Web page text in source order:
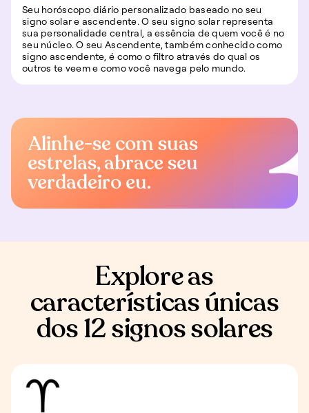
Seu horóscopo diário personalizado baseado no seu
signo solar e ascendente. O seu signo solar representa
sua personalidade central, a essência de quem você é no
seu núcleo. O seu Ascendente, também conhecido como
signo ascendente, é como o filtro através do qual os
outros te veem e como você navega pelo mundo.
Alinhe-se com suas
estrelas, abrace seu
verdadeiro eu.
Explore as
características únicas
dos 12 signos solares